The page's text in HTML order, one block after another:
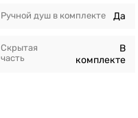
Ручной душ в комплекте Да
Скрытая
часть
В
комплекте